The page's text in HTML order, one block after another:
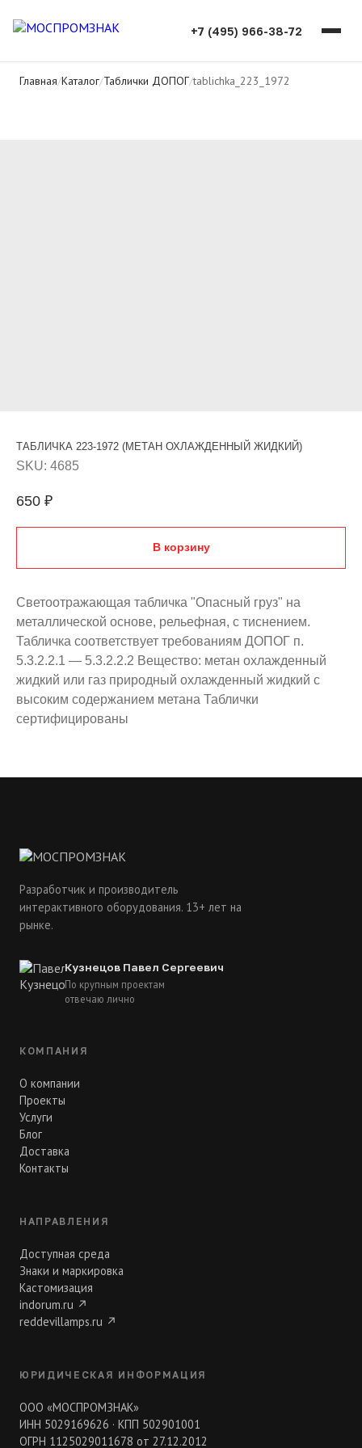
+7 (495) 966-38-72
Главная/Каталог/Таблички ДОПОГ/tablichka_223_1972
ТАБЛИЧКА 223-1972 (МЕТАН ОХЛАЖДЕННЫЙ ЖИДКИЙ)
SKU: 4685
650 ₽
В корзину
Светоотражающая табличка "Опасный груз" на
металлической основе, рельефная, с тиснением.
Табличка соответствует требованиям ДОПОГ п.
5.3.2.2.1 — 5.3.2.2.2 Вещество: метан охлажденный
жидкий или газ природный охлажденный жидкий с
высоким содержанием метана Таблички
сертифицированы
Разработчик и производитель
интерактивного оборудования. 13+ лет на
рынке.
Кузнецов Павел Сергеевич
По крупным проектам
отвечаю лично
КОМПАНИЯ
О компании
Проекты
Услуги
Блог
Доставка
Контакты
НАПРАВЛЕНИЯ
Доступная среда
Знаки и маркировка
Кастомизация
indorum.ru ↗
reddevillamps.ru ↗
ЮРИДИЧЕСКАЯ ИНФОРМАЦИЯ
ООО «МОСПРОМЗНАК»
ИНН 5029169626 · КПП 502901001
ОГРН 1125029011678 от 27.12.2012